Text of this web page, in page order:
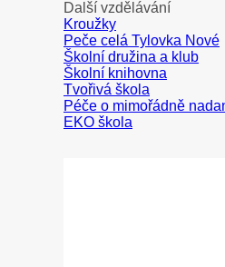
Další vzdělávání
Kroužky
Peče celá Tylovka
Školní družina a klub
Školní knihovna
Tvořivá škola
Péče o mimořádně
EKO škola